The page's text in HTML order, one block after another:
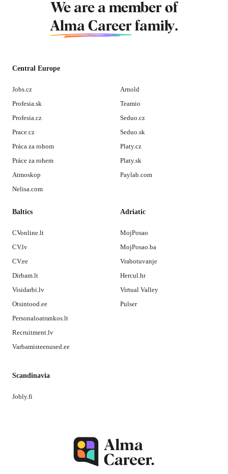
We are a member of
Alma Career family.
Central Europe
Jobs.cz
Profesia.sk
Profesia.cz
Prace.cz
Práca za rohom
Práce za rohem
Atmoskop
Nelisa.com
Arnold
Teamio
Seduo.cz
Seduo.sk
Platy.cz
Platy.sk
Paylab.com
Baltics
CVonline.lt
CV.lv
CV.ee
Dirbam.lt
Visidarbi.lv
Otsintood.ee
Personaloatrankos.lt
Recruitment.lv
Varbamisteenused.ee
Adriatic
MojPosao
MojPosao.ba
Vrabotuvanje
Hercul.hr
Virtual Valley
Pulser
Scandinavia
Jobly.fi